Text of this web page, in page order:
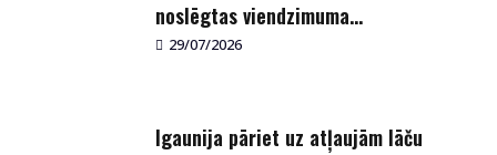
noslēgtas viendzimuma...
29/07/2026
Igaunija pāriet uz atļaujām lāču